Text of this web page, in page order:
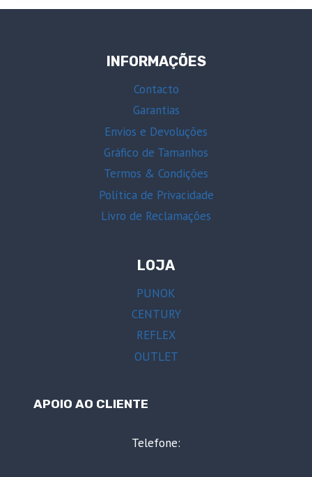
INFORMAÇÕES
Contacto
Garantias
Envios e Devoluções
Gráfico de Tamanhos
Termos & Condições
Política de Privacidade
Livro de Reclamações
LOJA
PUNOK
CENTURY
REFLEX
OUTLET
APOIO AO CLIENTE
Telefone: